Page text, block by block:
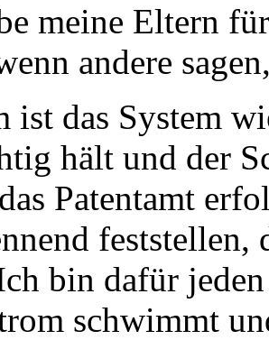
meine Eltern
andere
ist das System
hält und der
Patentamt
feststellen,
bin dafür
schwimmt